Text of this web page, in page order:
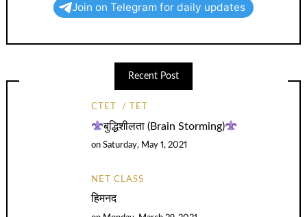
Join on Telegram for daily updates
Recent Post
CTET TET
बुद्धिशीलता (Brain Storming)
onSaturday, May 1, 2021
NET CLASS
हिमनद